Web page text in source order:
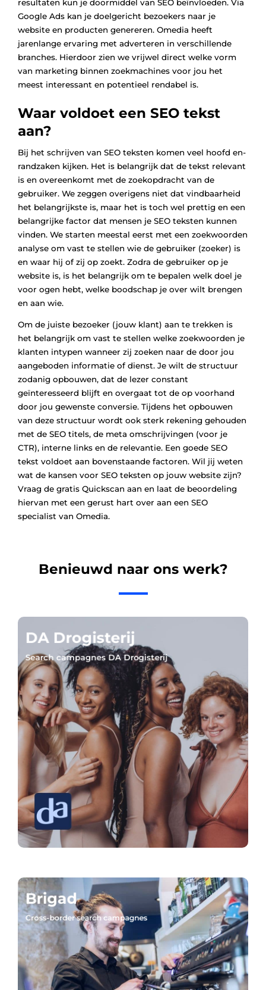
resultaten kun je doormiddel van SEO beïnvloeden. Via
Google Ads kan je doelgericht bezoekers naar je
website en producten genereren. Omedia heeft
jarenlange ervaring met adverteren in verschillende
branches. Hierdoor zien we vrijwel direct welke vorm
van marketing binnen zoekmachines voor jou het
meest interessant en potentieel rendabel is.
Waar voldoet een SEO tekst
aan?
Bij het schrijven van SEO teksten komen veel hoofd en-
randzaken kijken. Het is belangrijk dat de tekst relevant
is en overeenkomt met de zoekopdracht van de
gebruiker. We zeggen overigens niet dat vindbaarheid
het belangrijkste is, maar het is toch wel prettig en een
belangrijke factor dat mensen je SEO teksten kunnen
vinden. We starten meestal eerst met een zoekwoorden
analyse om vast te stellen wie de gebruiker (zoeker) is
en waar hij of zij op zoekt. Zodra de gebruiker op je
website is, is het belangrijk om te bepalen welk doel je
voor ogen hebt, welke boodschap je over wilt brengen
en aan wie.
Om de juiste bezoeker (jouw klant) aan te trekken is
het belangrijk om vast te stellen welke zoekwoorden je
klanten intypen wanneer zij zoeken naar de door jou
aangeboden informatie of dienst. Je wilt de structuur
zodanig opbouwen, dat de lezer constant
geïnteresseerd blijft en overgaat tot de op voorhand
door jou gewenste conversie. Tijdens het opbouwen
van deze structuur wordt ook sterk rekening gehouden
met de SEO titels, de meta omschrijvingen (voor je
CTR), interne links en de relevantie. Een goede SEO
tekst voldoet aan bovenstaande factoren. Wil jij weten
wat de kansen voor SEO teksten op jouw website zijn?
Vraag de gratis Quickscan aan en laat de beoordeling
hiervan met een gerust hart over aan een SEO
specialist van Omedia.
Benieuwd naar ons werk?
DA Drogisterij
Search campagnes DA Drogisterij
Brigad
Cross-border search campagnes